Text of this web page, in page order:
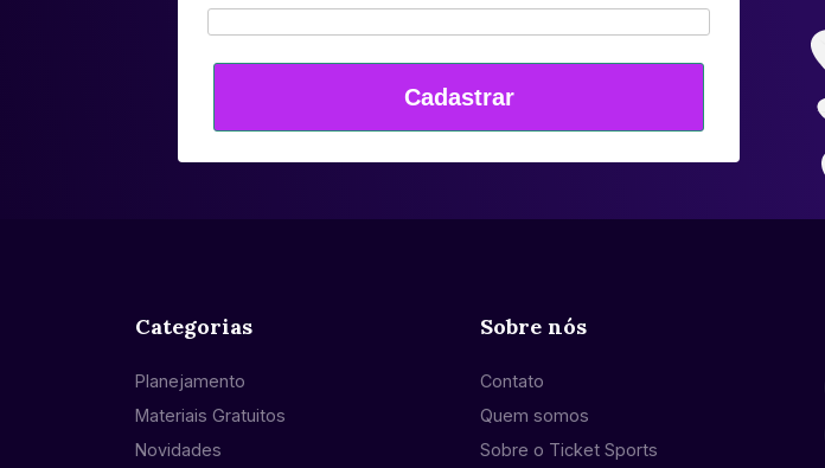
Cadastrar
Categorias
Planejamento
Materiais Gratuitos
Novidades
Sobre nós
Contato
Quem somos
Sobre o Ticket Sports